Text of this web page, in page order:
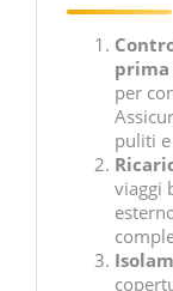
per
puliti
viaggi